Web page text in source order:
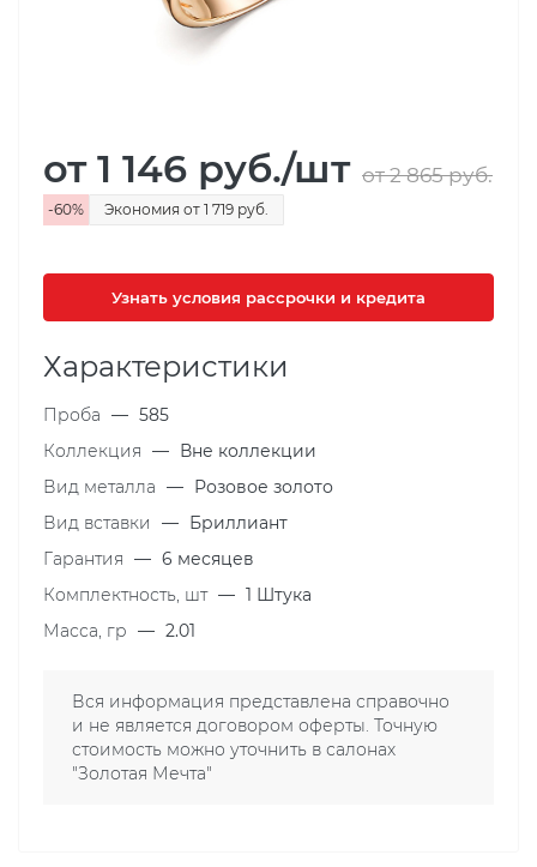
от 1 146 руб./шт от 2 865руб.
-60% Экономия от 1 719 руб.
Узнать условия рассрочки и кредита
Характеристики
Проба — 585
Коллекция — Вне коллекции
Вид металла — Розовое золото
Вид вставки
— Бриллиант
Гарантия — 6 месяцев
Комплектность, шт — 1 Штука
Масса, гр — 2.01
Вся информация представлена справочно
и не является договором оферты. Точную
стоимость можно уточнить в салонах
"Золотая Мечта"